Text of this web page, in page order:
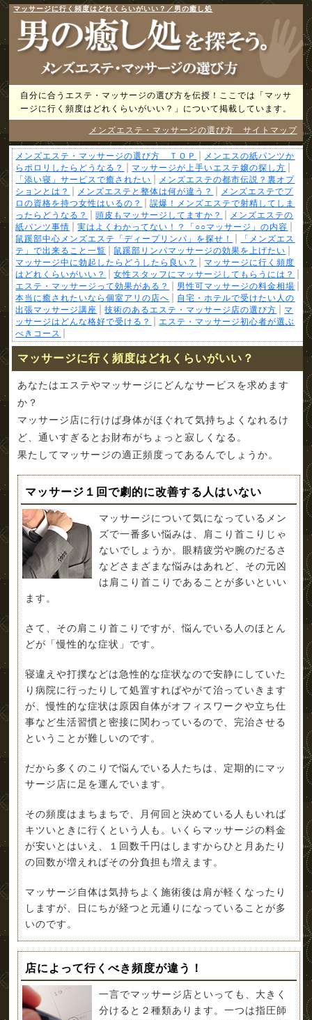
マッサージに行く頻度はどれくらいがいい？／男の癒し処
自分に合うエステ・マッサージの選び方を伝授！ここでは「マッサ
ージに行く頻度はどれくらいがいい？」について掲載しています。
メンズエステ・マッサージの選び方 サイトマップ
メンズエステ・マッサージの選び方 ＴＯＰ
メンエスの紙パンツか
らポロリしたらどうなる？
マッサージが上手いエステ嬢の探し方
「添い寝」サービスで癒されたい
メンズエステの都市伝説？裏オプ
ションとは？
メンズエステと整体は何が違う？
メンズエステでプ
ロの資格を持つ女性はいるの？
誤爆！メンズエステで射精してしま
ったらどうなる？
頭皮もマッサージしてますか？
メンズエステの
紙パンツ事情
実はよくわかってない！？「○○マッサージ」の内容
鼠蹊部中心メンズエステ「ディープリンパ」を探せ！
「メンズエス
テ」で出来ること一覧
鼠蹊部リンパマッサージの効果を上げたい
マッサージ中に勃起したらどうしたら良い？
マッサージに行く頻度
はどれくらいがいい？
女性スタッフにマッサージしてもらうには？
エステ・マッサージって効果がある？
男性可マッサージの料金相場
本当に癒されたいなら個室アリの店へ
自宅・ホテルで受けたい人の
出張マッサージ講座
技術のあるエステ・マッサージ店の選び方
マ
ッサージはどんな格好で受ける？
エステ・マッサージ初心者が選ぶ
べきコース
マッサージに行く頻度はどれくらいがいい？
あなたはエステやマッサージにどんなサービスを求めます
か？
マッサージ店に行けば身体がほぐれて気持ちよくなれるけ
ど、通いすぎるとお財布がちょっと寂しくなる。
果たしてマッサージの適正頻度ってあるんでしょうか。
マッサージ１回で劇的に改善する人はいない
マッサージについて気になっているメン
ズで一番多い悩みは、肩こり首こりじゃ
ないでしょうか。眼精疲労や腕のだるさ
などさまざまな悩みはあれど、その元凶
は肩こり首こりであることが多いといい
ます。
さて、その肩こり首こりですが、悩んでいる人のほとん
どが「慢性的な症状」です。
寝違えや打撲などは急性的な症状なので安静にしていた
り病院に行ったりして処置すればやがて治っていきます
が、慢性的な症状は原因自体がオフィスワークや立ち仕
事など生活習慣と密接に関わっているので、完治させる
ということが難しいのです。
だから多くのこりで悩んでいる人たちは、定期的にマッ
サージ店に足を運んでいます。
その頻度はまちまちで、月何回と決めている人もいれば
キツいときに行くという人も。いくらマッサージの料金
が安いとはいえ、１回数千円はしますからひと月あたり
の回数が増えればその分負担も増えます。
マッサージ自体は気持ちよく施術後は肩が軽くなったり
しますが、日にちが経つと元通りになっていることが多
いのです。
店によって行くべき頻度が違う！
一言でマッサージ店といっても、大きく
分けると２種類あります。一つは指圧師